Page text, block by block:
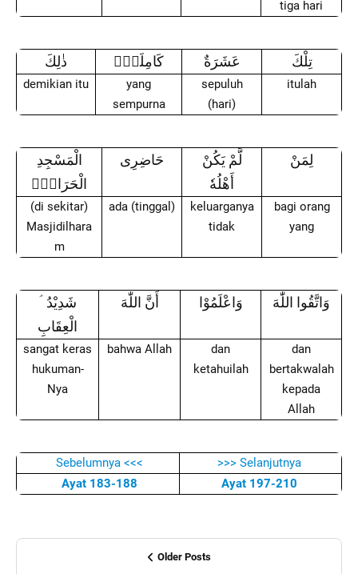
tiga hari
ذٰلِكَ كَامِلَةٌۗ عَشَرَةٌ تِلْكَ
demikian itu
yang
sempurna
sepuluh
(hari)
itulah
الْمَسْجِدِ
الْحَرَامِۗ
حَاضِرِى
لَّمْ يَكُنْ
أَهْلُهٗ
لِمَنْ
(di sekitar)
Masjidilhara
m
ada (tinggal)
keluarganya
tidak
bagi orang
yang
الْعِقَابِ
أَنَّ اللّٰهَ وَاعْلَمُوْا وَاتَّقُوا اللّٰهَ
sangat keras
hukuman-
Nya
bahwa Allah
dan
ketahuilah
dan
bertakwalah
kepada
Allah
Sebelumnya <<<
>>> Selanjutnya
Ayat 183-188
Ayat 197-210
Older Posts